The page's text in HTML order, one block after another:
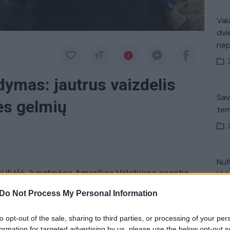
Do Not Process My Personal Information
opt-out of the sale, sharing to third parties, or processing of your
jautrus vaizdelis
gelmių
įkėlė Jungtinėse Amerikos Valstijose esantis
mielas ir jautrus vaizdelis, kurio
V.